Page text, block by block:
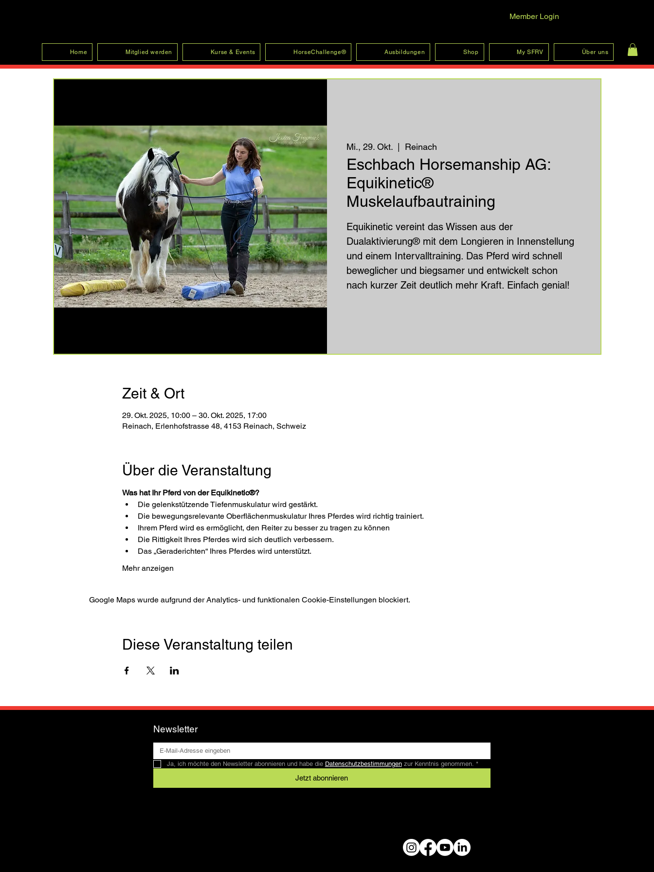
Anmelden
Member Login
Home Mitglied werden Kurse & Events HorseChallenge® Ausbildungen Shop My SFRV Über uns
Mi., 29. Okt.
  |
Reinach
Eschbach Horsemanship AG:
Equikinetic®
Muskelaufbautraining
Equikinetic vereint das Wissen aus der
Dualaktivierung® mit dem Longieren in Innenstellung
und einem Intervalltraining. Das Pferd wird schnell
beweglicher und biegsamer und entwickelt schon
nach kurzer Zeit deutlich mehr Kraft. Einfach genial!
Zeit & Ort
29. Okt. 2025, 10:00 – 30. Okt. 2025, 17:00
Reinach, Erlenhofstrasse 48, 4153 Reinach, Schweiz
Über die Veranstaltung
Was hat Ihr Pferd von der Equikinetic®?
Die gelenkstützende Tiefenmuskulatur wird gestärkt.
Die bewegungsrelevante Oberflächenmuskulatur Ihres Pferdes wird richtig trainiert.
Ihrem Pferd wird es ermöglicht, den Reiter zu besser zu tragen zu können
Die Rittigkeit Ihres Pferdes wird sich deutlich verbessern.
Das „Geraderichten“ Ihres Pferdes wird unterstützt.
Mehr anzeigen
Google Maps wurde aufgrund der Analytics- und funktionalen Cookie-Einstellungen blockiert.
Diese Veranstaltung teilen
Newsletter
Ja, ich möchte den Newsletter abonnieren und habe die Datenschutzbestimmungen zur Kenntnis genommen. *
Jetzt abonnieren